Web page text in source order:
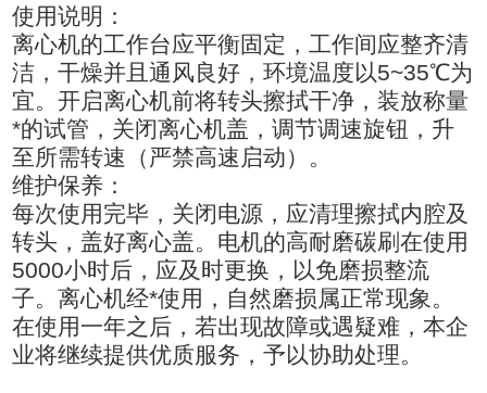
使用说明：
离心机的工作台应平衡固定，工作间应整齐清
洁，干燥并且通风良好，环境温度以5~35℃为
宜。开启离心机前将转头擦拭干净，装放称量
*的试管，关闭离心机盖，调节调速旋钮，升
至所需转速 （ 严禁高速启动） 。
维护保养：
每次使用完毕，关闭电源，应清理擦拭内腔及
转头，盖好离心盖。电机的高耐磨碳刷在使用
5000小时后，应及时更换，以免磨损整流
子。离心机经*使用，自然磨损属正常现象。
在使用一年之后，若出现故障或遇疑难，本企
业将继续提供优质服务，予以协助处理。